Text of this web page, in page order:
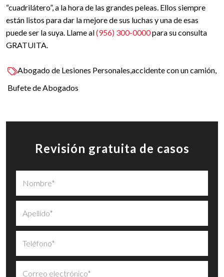
“cuadrilátero”, a la hora de las grandes peleas. Ellos siempre
están listos para dar la mejore de sus luchas y una de esas
puede ser la suya. Llame al(956) 300-0000para su consulta
GRATUITA.
Abogado de Lesiones Personales accidente con un camión
Bufete de Abogados
Revisión gratuita de casos